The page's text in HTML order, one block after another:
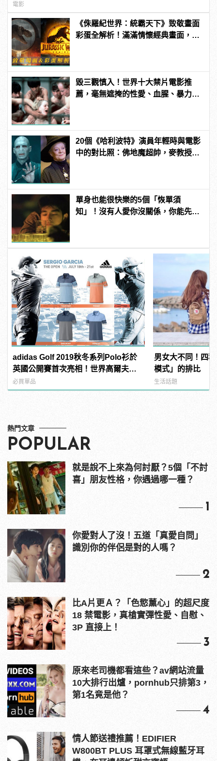
電影
《侏羅紀世界：統霸天下》致敬畫面
彩蛋全解析！滿滿情懷經典畫面，老
毀三觀慎入！世界十大禁片電影推
薦，毫無遮掩的性愛、血腥、暴力、
20個《哈利波特》演員年輕時與電影
中的對比照：佛地魔超帥，麥教授根
單身也能很快樂的5個「恢單須
知」！沒有人愛你沒關係，你能先愛
adidas Golf 2019秋冬系列Polo衫於
英國公開賽首次亮相！世界高爾夫好
手都穿這個
必買單品
男女大不同！四
模式」的排比
生活話題
熱門文章
POPULAR
就是說不上來為何討厭？5個「不討
喜」朋友性格，你遇過哪一種？
1
你愛對人了沒！五道「真愛自問」
識別你的伴侶是對的人嗎？
2
比A片更Ａ？「色慾薰心」的超尺度
18 禁電影，真槍實彈性愛、自慰、
3P 直接上！
3
原來老司機都看這些？av網站流量
10大排行出爐，pornhub只排第3，
第1名竟是他？
4
情人節送禮推薦！EDIFIER
W800BT PLUS 耳罩式無線藍牙耳